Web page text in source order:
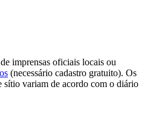
imprensas oficiais locais ou
(necessário cadastro gratuito). Os
sítio variam de acordo com o diário